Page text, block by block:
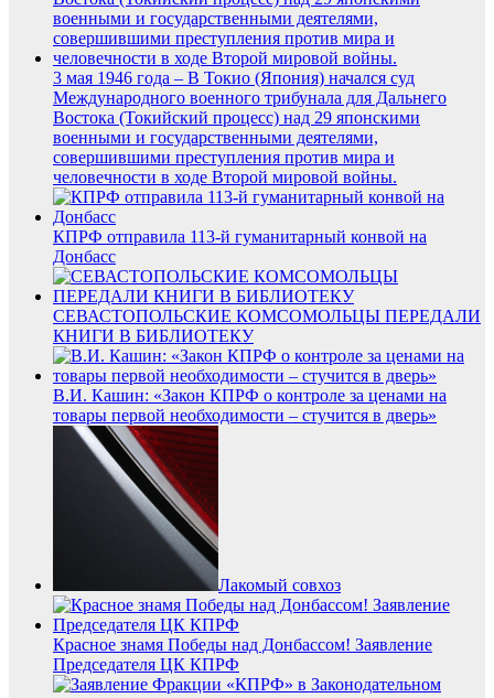
3 мая 1946 года – В Токио (Япония) начался суд
Международного военного трибунала для Дальнего
Востока (Токийский процесс) над 29 японскими
военными и государственными деятелями,
совершившими преступления против мира и
человечности в ходе Второй мировой войны.
КПРФ отправила 113-й гуманитарный конвой на
Донбасс
СЕВАСТОПОЛЬСКИЕ КОМСОМОЛЬЦЫ ПЕРЕДАЛИ
КНИГИ В БИБЛИОТЕКУ
В.И. Кашин: «Закон КПРФ о контроле за ценами на
товары первой необходимости – стучится в дверь»
Лакомый совхоз
Красное знамя Победы над Донбассом! Заявление
Председателя ЦК КПРФ